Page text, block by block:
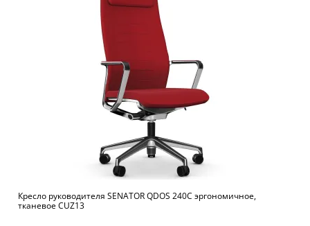
Кресло руководителя SENATOR QDOS 240C эргономичное,
тканевое CUZ13